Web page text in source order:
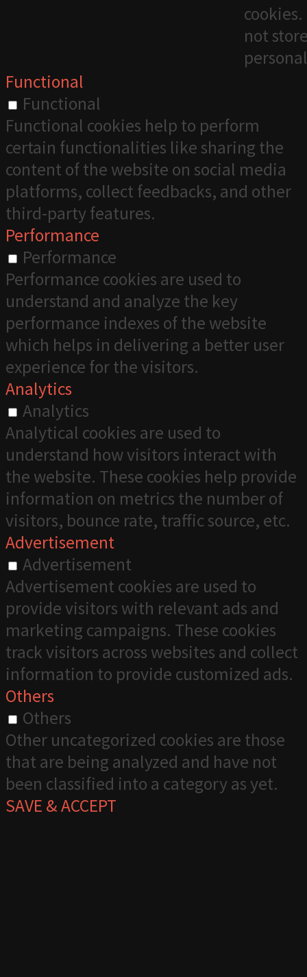
not
Functional
Functional
Functional cookies help to perform
certain functionalities like sharing the
content of the website on social media
platforms, collect feedbacks, and other
third-party features.
Performance
Performance
Performance cookies are used to
understand and analyze the key
performance indexes of the website
which helps in delivering a better user
experience for the visitors.
Analytics
Analytics
Analytical cookies are used to
understand how visitors interact with
the website. These cookies help provide
information on metrics the number of
visitors, bounce rate, traffic source, etc.
Advertisement
Advertisement
Advertisement cookies are used to
provide visitors with relevant ads and
marketing campaigns. These cookies
track visitors across websites and collect
information to provide customized ads.
Others
Others
Other uncategorized cookies are those
that are being analyzed and have not
been classified into a category as yet.
SAVE & ACCEPT